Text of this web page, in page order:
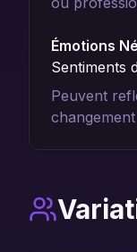
Émotions
Sentiments
Peuvent